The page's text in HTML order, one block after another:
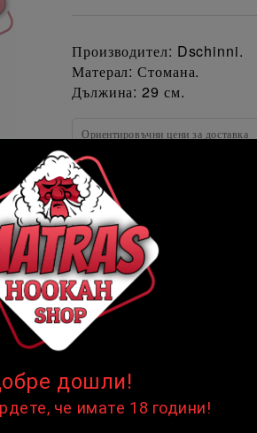
Производител: Dschinni.
Матерал: Стомана.
Дължина: 29 см.
Ориентировъчни цени за доставка
До София на цена от
Извън София на цена от
☹НЯМА НАЛИЧНОСТ
Марка:
дошли!
че имате 18 години!